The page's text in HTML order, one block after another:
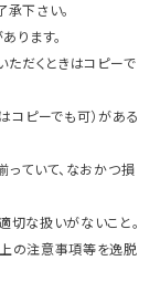
下さい。
ります。
ただくときはコピーで
コピーでも可）がある
っていて、なおかつ損
切な扱いがないこと。
の注意事項等を逸脱